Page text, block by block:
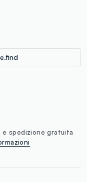
spedizione gratuita